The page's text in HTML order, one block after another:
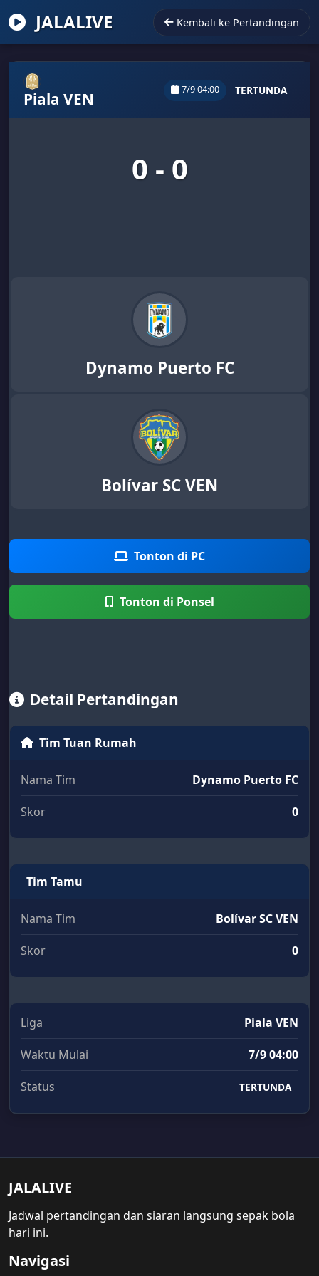
JALALIVE Kembali ke Pertandingan
Piala VEN
7/9 04:00 TERTUNDA
Dynamo Puerto FC
0 - 0
Bolívar SC VEN
Tonton di PC
Tonton di Ponsel
Detail Pertandingan
Tim Tuan Rumah
Nama Tim Dynamo Puerto FC
Skor 0
Tim Tamu
Nama Tim Bolívar SC VEN
Skor 0
Liga Piala VEN
Waktu Mulai 7/9 04:00
Status TERTUNDA
JALALIVE
Jadwal pertandingan dan siaran langsung sepak bola
hari ini.
Navigasi